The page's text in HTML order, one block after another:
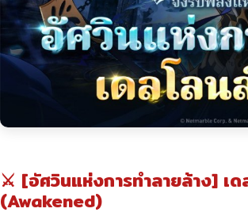
⚔️ [อัศวินแห่งการทำลายล้าง] เ
(Awakened)